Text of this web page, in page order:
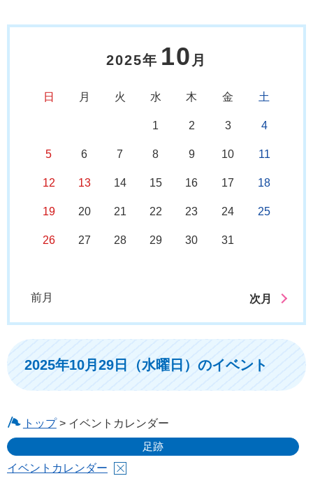
2025年 10 月
日 月 火 水 木 金 土
1 2 3 4
5 6 7 8 9 10 11
12 13 14 15 16 17 18
19 20 21 22 23 24 25
26 27 28 29 30 31
前月 次月
2025年10月29日（水曜日）のイベント
トップ> イベントカレンダー
足跡
イベントカレンダー